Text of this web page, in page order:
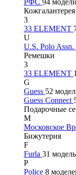
РФС 94 модели
Кожгалантерея
3
33 ELEMENT
U
U.S. Polo Assn.
Ремешки
3
33 ELEMENT
G
Guess 52
Guess Connect
Подарочные
М
Московское
Бижутерия
F
Furla 31 модель
P
Police 8